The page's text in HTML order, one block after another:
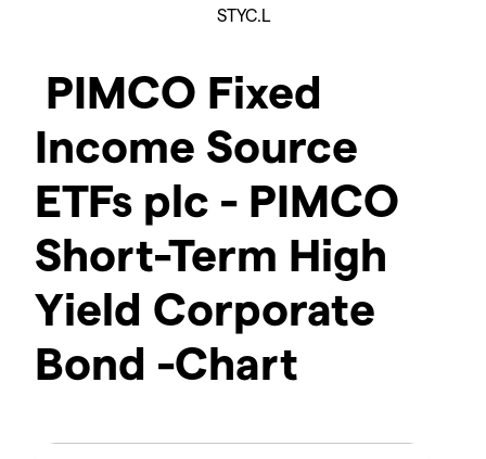
STYC.L
PIMCO Fixed
Income Source
ETFs plc - PIMCO
Short-Term High
Yield Corporate
Bond -Chart